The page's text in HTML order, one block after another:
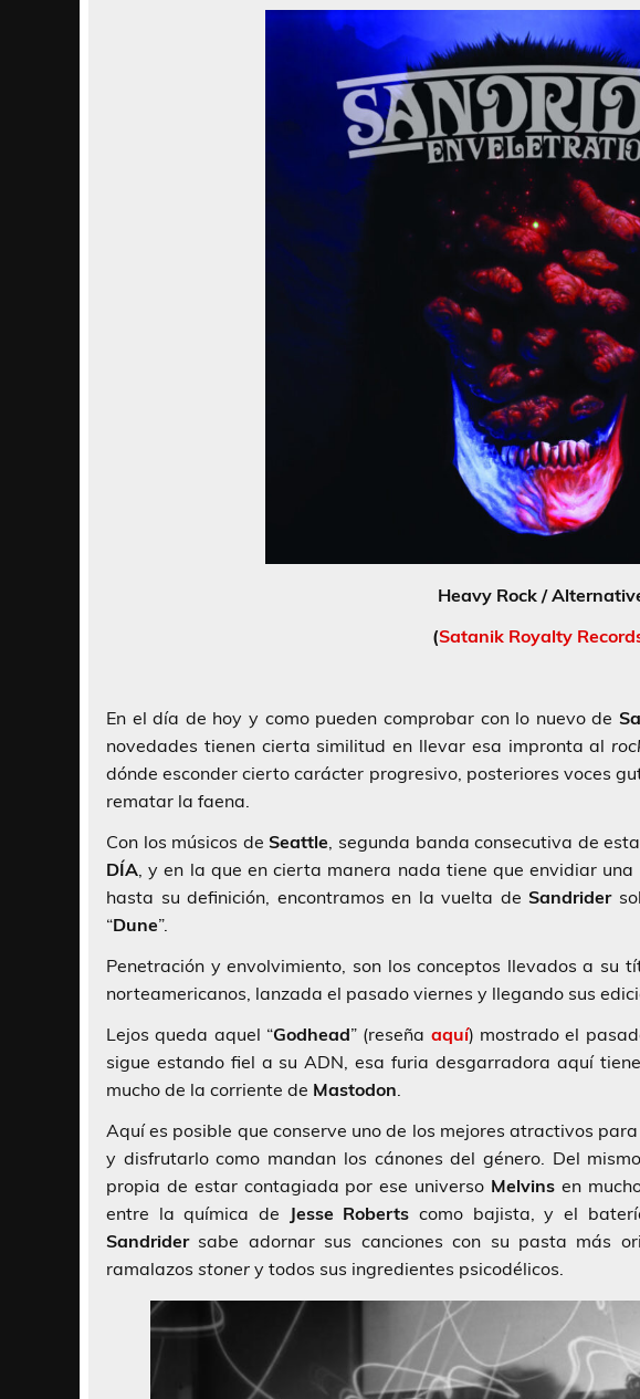
Heavy Rock /
(Satanik Royalty
En el día de hoy y como pueden comprobar con lo nuevo de
novedades tienen cierta similitud en llevar esa impronta al
dónde esconder cierto carácter progresivo, posteriores voces
rematar la faena.
Con los músicos deSeattle, segunda banda consecutiva de
DÍA, y en la que en cierta manera nada tiene que envidiar una
hasta su definición, encontramos en la vuelta deSandrider
“Dune”.
Penetración y envolvimiento, son los conceptos llevados a su
norteamericanos, lanzada el pasado viernes y llegando sus
Lejos queda aquel “Godhead” (reseña aquí) mostrado el
sigue estando fiel a su ADN, esa furia desgarradora aquí
mucho de la corriente de Mastodon.
Aquí es posible que conserve uno de los mejores atractivos
y disfrutarlo como mandan los cánones del género. Del
propia de estar contagiada por ese universo Melvins en
entre la química de Jesse Roberts como bajista, y el
Sandridersabe adornar sus canciones con su pasta más
ramalazos stoner y todos sus ingredientes psicodélicos.